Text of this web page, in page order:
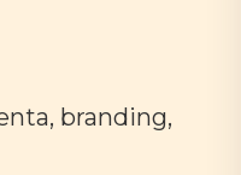
branding,